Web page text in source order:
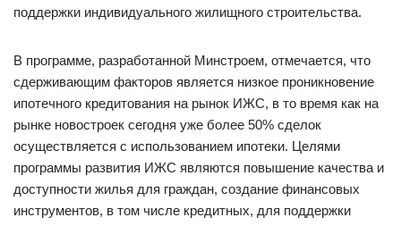
поддержки индивидуального жилищного строительства.
В программе, разработанной Минстроем, отмечается, что
сдерживающим факторов является низкое проникновение
ипотечного кредитования на рынок ИЖС, в то время как на
рынке новостроек сегодня уже более 50% сделок
осуществляется с использованием ипотеки. Целями
программы развития ИЖС являются повышение качества и
доступности жилья для граждан, создание финансовых
инструментов, в том числе кредитных, для поддержки